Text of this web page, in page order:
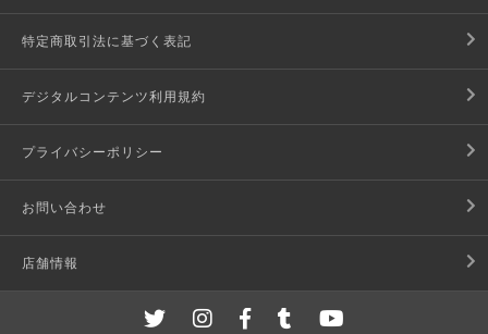
特定商取引法に基づく表記
デジタルコンテンツ利用規約
プライバシーポリシー
お問い合わせ
店舗情報